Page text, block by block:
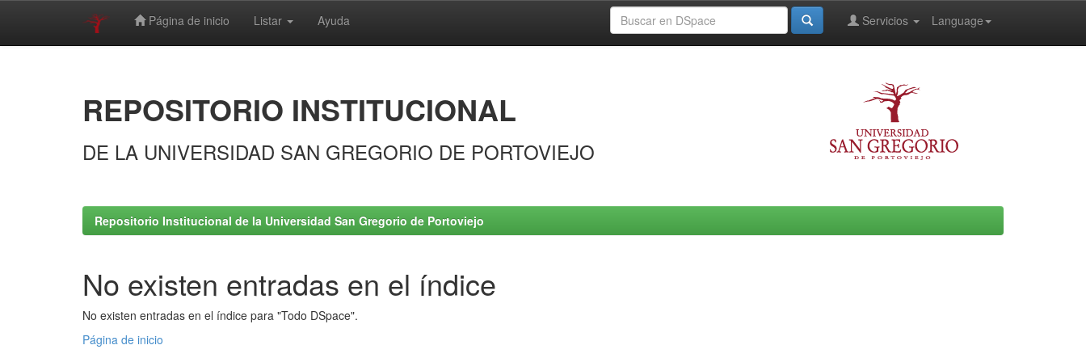
Página de inicio Listar Ayuda Language
Servicios
REPOSITORIO INSTITUCIONAL
DE LA UNIVERSIDAD SAN GREGORIO DE PORTOVIEJO
Repositorio Institucional de la Universidad San Gregorio de Portoviejo
No existen entradas en el índice
No existen entradas en el índice para "Todo DSpace".
Página de inicio